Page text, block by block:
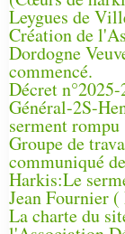
Leygues de
Création de
Dordogne
commencé.
Décret
Général-2S-
serment rompu
Groupe de
communiqué
Harkis:Le
Jean Fournier
La charte du